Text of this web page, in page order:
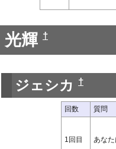
光輝 †
ジェシカ †
回数 質問
1回目 あな